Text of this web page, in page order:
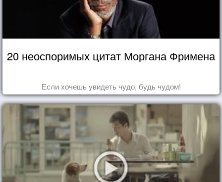
20 неоспоримых цитат Моргана Фримена
Если хочешь увидеть чудо, будь чудом!